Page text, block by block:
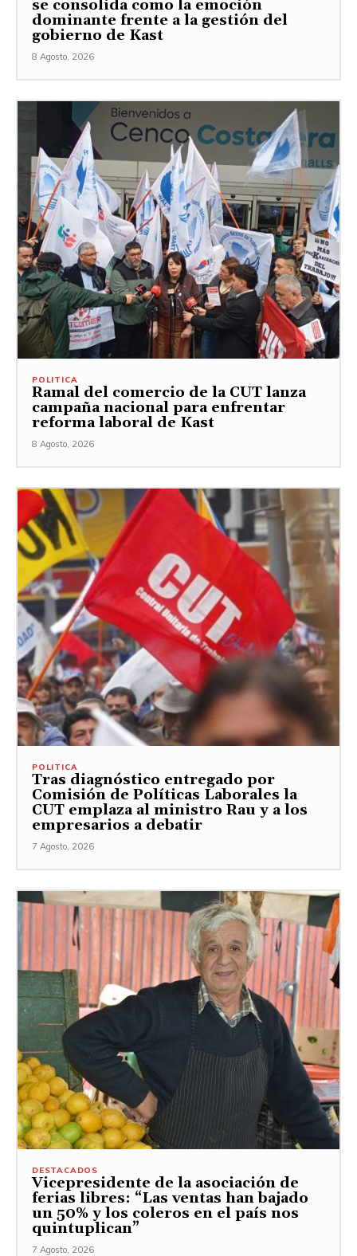
se consolida como la emoción
dominante frente a la gestión del
gobierno de Kast
8 Agosto, 2026
POLITICA
Ramal del comercio de la CUT lanza
campaña nacional para enfrentar
reforma laboral de Kast
8 Agosto, 2026
POLITICA
Tras diagnóstico entregado por
Comisión de Políticas Laborales la
CUT emplaza al ministro Rau y a los
empresarios a debatir
7 Agosto, 2026
DESTACADOS
Vicepresidente de la asociación de
ferias libres: “Las ventas han bajado
un 50% y los coleros en el país nos
quintuplican”
7 Agosto, 2026